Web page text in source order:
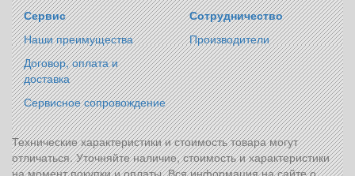
Сервис
Наши преимущества
Договор, оплата и
доставка
Сервисное сопровождение
Сотрудничество
Производители
Технические характеристики и стоимость товара могут
отличаться. Уточняйте наличие, стоимость и характеристики
на момент покупки и оплаты. Вся информация на сайте о